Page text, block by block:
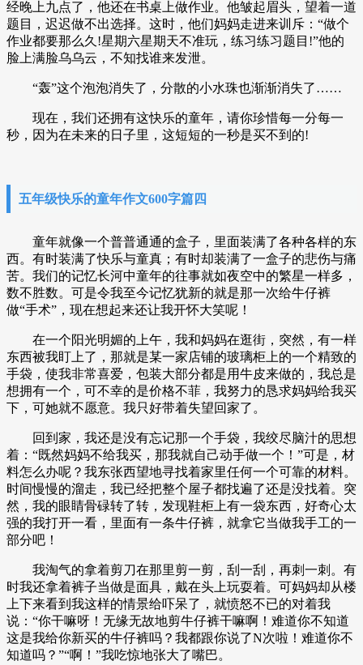
经晚上九点了，他还在书桌上做作业。他皱起眉头，望着一道
题目，迟迟做不出选择。这时，他们妈妈走进来训斥：“做个
作业都要那么久!星期六星期天不准玩，练习练习题目!”他的
脸上满脸乌乌云，不知找谁来发泄。
“轰”这个泡泡消失了，分散的小水珠也渐渐消失了……
现在，我们还拥有这快乐的童年，请你珍惜每一分每一
秒，因为在未来的日子里，这短短的一秒是买不到的!
五年级快乐的童年作文600字篇四
童年就像一个普普通通的盒子，里面装满了各种各样的东
西。有时装满了快乐与童真；有时却装满了一盒子的悲伤与痛
苦。我们的记忆长河中童年的往事就如夜空中的繁星一样多，
数不胜数。可是令我至今记忆犹新的就是那一次给牛仔裤
做“手术”，现在想起来还让我开怀大笑呢！
在一个阳光明媚的上午，我和妈妈在逛街，突然，有一样
东西被我盯上了，那就是某一家店铺的玻璃柜上的一个精致的
手袋，使我非常喜爱，包装大部分都是用牛皮来做的，我总是
想拥有一个，可不幸的是价格不菲，我努力的恳求妈妈给我买
下，可她就不愿意。我只好带着失望回家了。
回到家，我还是没有忘记那一个手袋，我绞尽脑汁的思想
着：“既然妈妈不给我买，那我就自己动手做一个！”可是，材
料怎么办呢？我东张西望地寻找着家里任何一个可靠的材料。
时间慢慢的溜走，我已经把整个屋子都找遍了还是没找着。突
然，我的眼睛骨碌转了转，发现鞋柜上有一袋东西，好奇心太
强的我打开一看，里面有一条牛仔裤，就拿它当做我手工的一
部分吧！
我淘气的拿着剪刀在那里剪一剪，刮一刮，再刺一刺。有
时我还拿着裤子当做是面具，戴在头上玩耍着。可妈妈却从楼
上下来看到我这样的情景给吓呆了，就愤怒不已的对着我
说：“你干嘛呀！无缘无故地剪牛仔裤干嘛啊！难道你不知道
这是我给你新买的牛仔裤吗？我都跟你说了N次啦！难道你不
知道吗？”“啊！”我吃惊地张大了嘴巴。